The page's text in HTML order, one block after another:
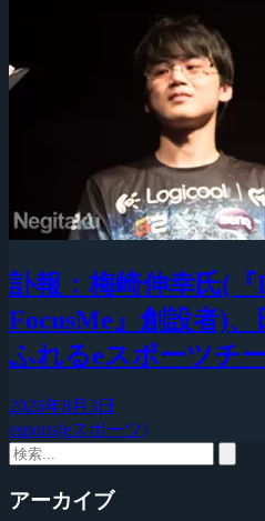
訃報：梅崎伸幸氏(『
FocusMe』創設者)
ふれるeスポーツチ
2026年8月3日
esports(eスポーツ)
アーカイブ